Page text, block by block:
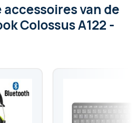
van de
Colossus A122 -